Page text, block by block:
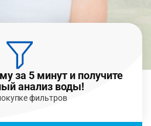
за 5 минут и получите
анализ воды!
фильтров